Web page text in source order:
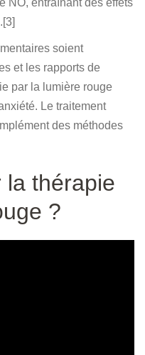
NO, entraînant des effets
soient
et les rapports de
par la lumière rouge
Le traitement
des méthodes
la thérapie
?